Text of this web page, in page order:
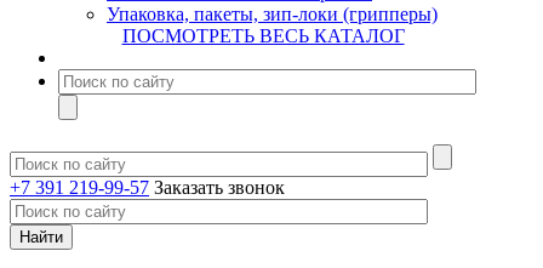
Упаковка, пакеты, зип-локи (грипперы)
ПОСМОТРЕТЬ ВЕСЬ КАТАЛОГ
+7 391 219-99-57 Заказать звонок